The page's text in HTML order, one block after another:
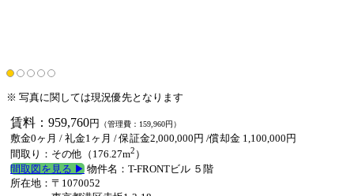
※ 写真に関しては現況優先となります
賃料：959,760円 （管理費：159,960円）
敷金0ヶ月 / 礼金1ヶ月 / 保証金2,000,000円 /償却金 1,100,000円
間取り：その他（176.27m2 ）
間取図を見る ▶︎ 物件名：T-FRONTビル ５階
所在地：〒1070052